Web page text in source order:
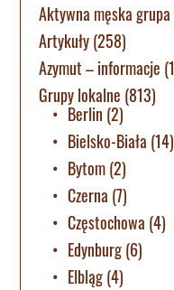
Aktywna męska grupa
Artykuły(258)
Azymut – informacje
Grupy lokalne (813)
Berlin (2)
Bielsko-Biała (14)
Bytom(2)
Czerna (7)
Częstochowa (4)
Edynburg(6)
Elbląg(4)